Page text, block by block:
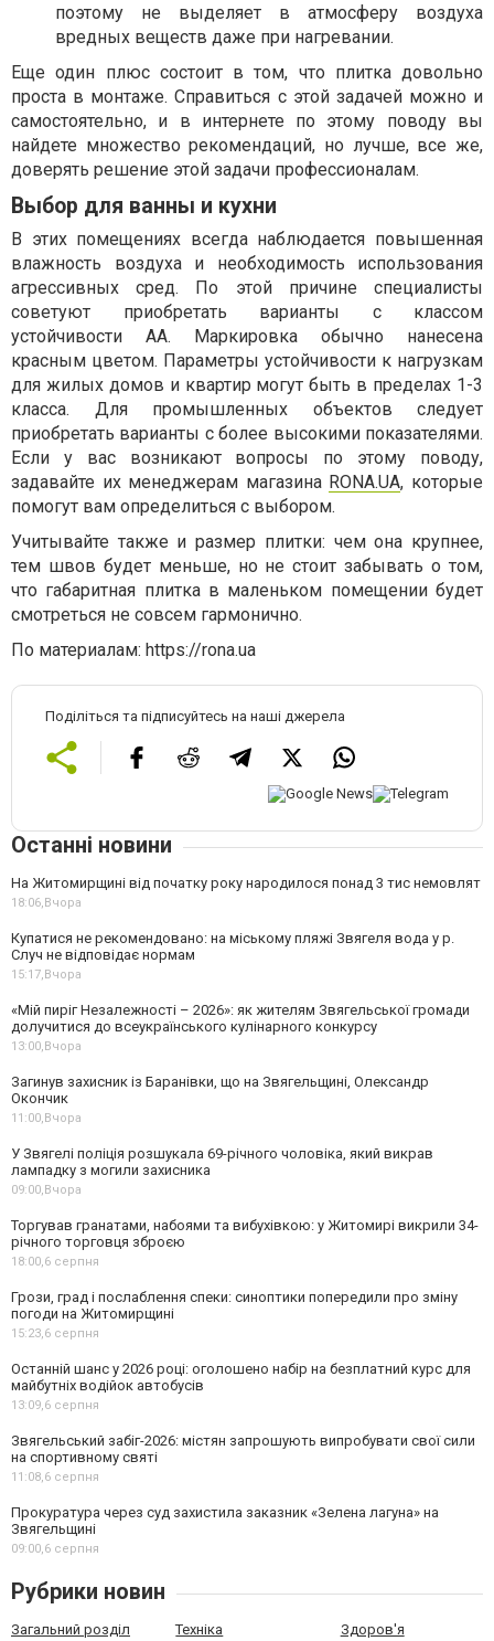
поэтому не выделяет в атмосферу воздуха
вредных веществ даже при нагревании.
Еще один плюс состоит в том, что плитка довольно
проста в монтаже. Справиться с этой задачей можно и
самостоятельно, и в интернете по этому поводу вы
найдете множество рекомендаций, но лучше, все же,
доверять решение этой задачи профессионалам.
Выбор для ванны и кухни
В этих помещениях всегда наблюдается повышенная
влажность воздуха и необходимость использования
агрессивных сред. По этой причине специалисты
советуют приобретать варианты с классом
устойчивости АА. Маркировка обычно нанесена
красным цветом. Параметры устойчивости к нагрузкам
для жилых домов и квартир могут быть в пределах 1-3
класса. Для промышленных объектов следует
приобретать варианты с более высокими показателями.
Если у вас возникают вопросы по этому поводу,
задавайте их менеджерам магазина RONA.UA, которые
помогут вам определиться с выбором.
Учитывайте также и размер плитки: чем она крупнее,
тем швов будет меньше, но не стоит забывать о том,
что габаритная плитка в маленьком помещении будет
смотреться не совсем гармонично.
По материалам: https://rona.ua
Поділіться та підписуйтесь на наші джерела
Останні новини
На Житомирщині від початку року народилося понад 3 тис немовлят
18:06, Вчора
Купатися не рекомендовано: на міському пляжі Звягеля вода у р.
Случ не відповідає нормам
15:17, Вчора
«Мій пиріг Незалежності – 2026»: як жителям Звягельської громади
долучитися до всеукраїнського кулінарного конкурсу
13:00, Вчора
Загинув захисник із Баранівки, що на Звягельщині, Олександр
Окончик
11:00, Вчора
У Звягелі поліція розшукала 69-річного чоловіка, який викрав
лампадку з могили захисника
09:00, Вчора
Торгував гранатами, набоями та вибухівкою: у Житомирі викрили 34-
річного торговця зброєю
18:00,6 серпня
Грози, град і послаблення спеки: синоптики попередили про зміну
погоди на Житомирщині
15:23,6 серпня
Останній шанс у 2026 році: оголошено набір на безплатний курс для
майбутніх водійок автобусів
13:09,6 серпня
Звягельський забіг-2026: містян запрошують випробувати свої сили
на спортивному святі
11:08,6 серпня
Прокуратура через суд захистила заказник «Зелена лагуна» на
Звягельщині
09:00,6 серпня
Рубрики новин
Загальний розділ Техніка Здоров'я